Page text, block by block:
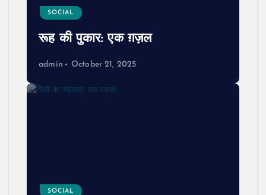
SOCIAL
रूह की पुकार: एक ग़ज़ल
admin October 21, 2025
SOCIAL